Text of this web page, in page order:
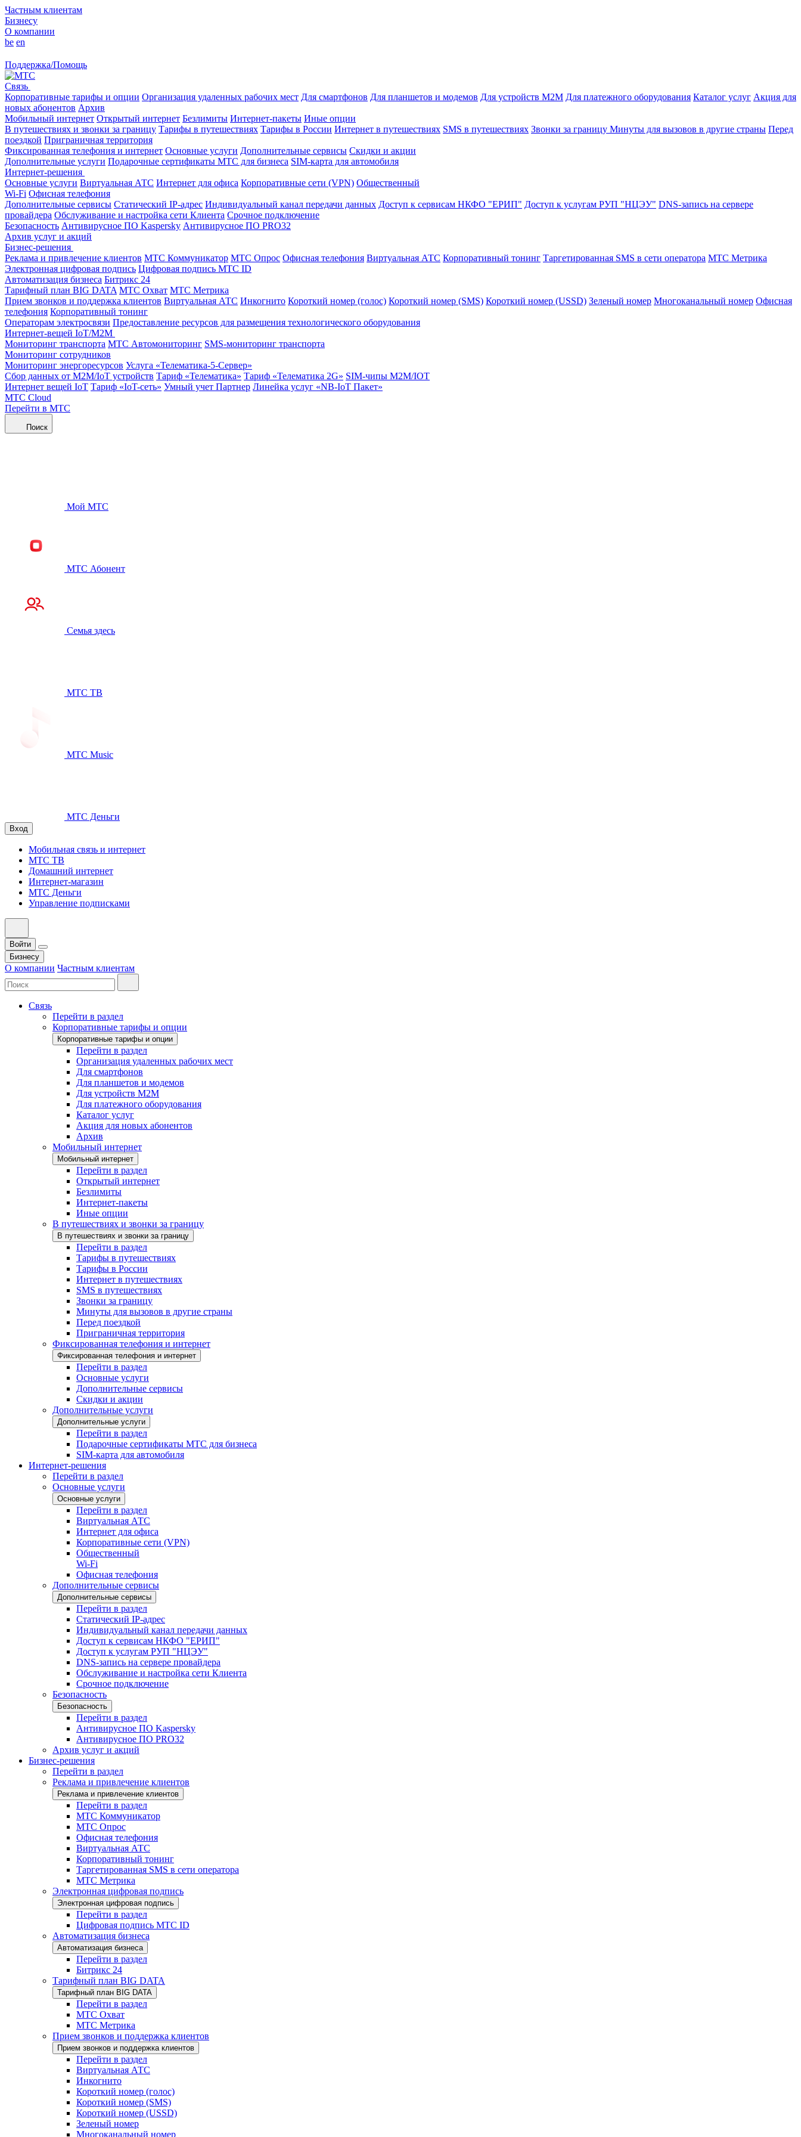
Частным клиентам
Бизнесу
О компании
be en
Поддержка/Помощь
Связь
Корпоративные тарифы и опции Организация удаленных рабочих мест Для смартфонов Для планшетов и модемов Для устройств M2M Для платежного оборудования Каталог услуг Акция для
новых абонентов Архив
Мобильный интернет Открытый интернет Безлимиты Интернет-пакеты Иные опции
В путешествиях и звонки за границу Тарифы в путешествиях Тарифы в России Интернет в путешествиях SMS в путешествиях Звонки за границу Минуты для вызовов в другие страны Перед
поездкой Приграничная территория
Фиксированная телефония и интернет Основные услуги Дополнительные сервисы Скидки и акции
Дополнительные услуги Подарочные сертификаты МТС для бизнеса SIM-карта для автомобиля
Интернет-решения
Основные услуги Виртуальная АТС Интернет для офиса Корпоративные сети (VPN) Общественный
Wi-Fi Офисная телефония
Дополнительные сервисы Статический IP-адрес Индивидуальный канал передачи данных Доступ к сервисам НКФО "ЕРИП" Доступ к услугам РУП "НЦЭУ" DNS-запись на сервере
провайдера Обслуживание и настройка сети Клиента Срочное подключение
Безопасность Антивирусное ПО Kaspersky Антивирусное ПО PRO32
Архив услуг и акций
Бизнес-решения
Реклама и привлечение клиентов МТС Коммуникатор МТС Опрос Офисная телефония Виртуальная АТС Корпоративный тонинг Таргетированная SMS в сети оператора МТС Метрика
Электронная цифровая подпись Цифровая подпись МТС ID
Автоматизация бизнеса Битрикс 24
Тарифный план BIG DATA МТС Охват МТС Метрика
Прием звонков и поддержка клиентов Виртуальная АТС Инкогнито Короткий номер (голос) Короткий номер (SMS) Короткий номер (USSD) Зеленый номер Многоканальный номер Офисная
телефония Корпоративный тонинг
Операторам электросвязи Предоставление ресурсов для размещения технологического оборудования
Интернет-вещей IoT/M2M
Мониторинг транспорта МТС Автомониторинг SMS-мониторинг транспорта
Мониторинг сотрудников
Мониторинг энергоресурсов Услуга «Телематика-5-Сервер»
Сбор данных от М2М/IoT устройств Тариф «Телематика» Тариф «Телематика 2G» SIM-чипы М2М/IOT
Интернет вещей IoT Тариф «IoT-сеть» Умный учет Партнер Линейка услуг «NB-IoT Пакет»
МТС Cloud
Перейти в МТС
Поиск
Мой МТС
МТС Абонент
Семья здесь
МТС ТВ
МТС Music
МТС Деньги
Вход
Мобильная связь и интернет
МТС ТВ
Домашний интернет
Интернет-магазин
МТС Деньги
Управление подписками
Войти
Бизнесу
О компании Частным клиентам
Связь
Перейти в раздел
Корпоративные тарифы и опции
Корпоративные тарифы и опции
Перейти в раздел
Организация удаленных рабочих мест
Для смартфонов
Для планшетов и модемов
Для устройств M2M
Для платежного оборудования
Каталог услуг
Акция для новых абонентов
Архив
Мобильный интернет
Мобильный интернет
Перейти в раздел
Открытый интернет
Безлимиты
Интернет-пакеты
Иные опции
В путешествиях и звонки за границу
В путешествиях и звонки за границу
Перейти в раздел
Тарифы в путешествиях
Тарифы в России
Интернет в путешествиях
SMS в путешествиях
Звонки за границу
Минуты для вызовов в другие страны
Перед поездкой
Приграничная территория
Фиксированная телефония и интернет
Фиксированная телефония и интернет
Перейти в раздел
Основные услуги
Дополнительные сервисы
Скидки и акции
Дополнительные услуги
Дополнительные услуги
Перейти в раздел
Подарочные сертификаты МТС для бизнеса
SIM-карта для автомобиля
Интернет-решения
Перейти в раздел
Основные услуги
Основные услуги
Перейти в раздел
Виртуальная АТС
Интернет для офиса
Корпоративные сети (VPN)
Общественный
Wi-Fi
Офисная телефония
Дополнительные сервисы
Дополнительные сервисы
Перейти в раздел
Статический IP-адрес
Индивидуальный канал передачи данных
Доступ к сервисам НКФО "ЕРИП"
Доступ к услугам РУП "НЦЭУ"
DNS-запись на сервере провайдера
Обслуживание и настройка сети Клиента
Срочное подключение
Безопасность
Безопасность
Перейти в раздел
Антивирусное ПО Kaspersky
Антивирусное ПО PRO32
Архив услуг и акций
Бизнес-решения
Перейти в раздел
Реклама и привлечение клиентов
Реклама и привлечение клиентов
Перейти в раздел
МТС Коммуникатор
МТС Опрос
Офисная телефония
Виртуальная АТС
Корпоративный тонинг
Таргетированная SMS в сети оператора
МТС Метрика
Электронная цифровая подпись
Электронная цифровая подпись
Перейти в раздел
Цифровая подпись МТС ID
Автоматизация бизнеса
Автоматизация бизнеса
Перейти в раздел
Битрикс 24
Тарифный план BIG DATA
Тарифный план BIG DATA
Перейти в раздел
МТС Охват
МТС Метрика
Прием звонков и поддержка клиентов
Прием звонков и поддержка клиентов
Перейти в раздел
Виртуальная АТС
Инкогнито
Короткий номер (голос)
Короткий номер (SMS)
Короткий номер (USSD)
Зеленый номер
Многоканальный номер